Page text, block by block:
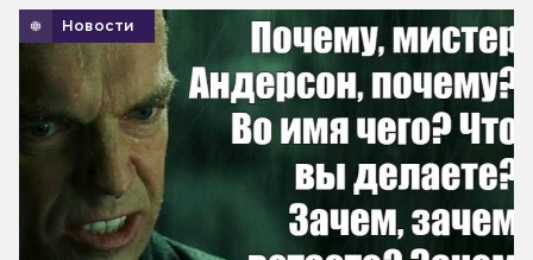
Новости